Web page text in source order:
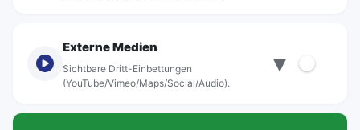
© rebus Regionalbus Rostock GmbH
Externe Medien
Sichtbare Dritt-Einbettungen
(YouTube/Vimeo/Maps/Social/Audio).
▾